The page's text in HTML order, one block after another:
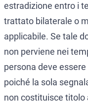
estradizione entro i
trattato bilaterale o
applicabile. Se tale
non perviene nei
persona deve
poiché la sola
non costituisce titolo